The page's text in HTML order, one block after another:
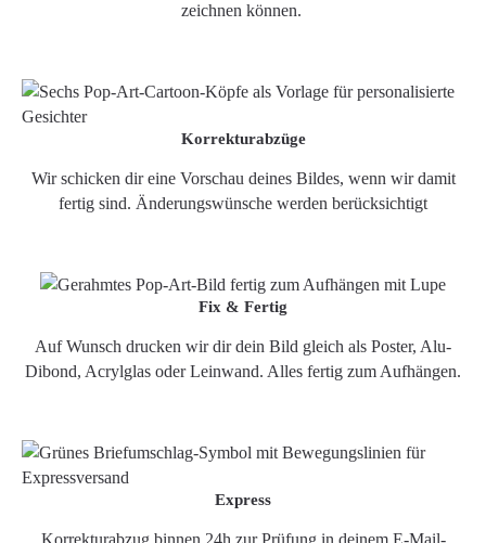
zeichnen können.
Korrekturabzüge
Wir schicken dir eine Vorschau deines Bildes, wenn wir damit
fertig sind. Änderungswünsche werden berücksichtigt
Fix & Fertig
Auf Wunsch drucken wir dir dein Bild gleich als Poster, Alu-
Dibond, Acrylglas oder Leinwand. Alles fertig zum Aufhängen.
Express
Korrekturabzug binnen 24h zur Prüfung in deinem E-Mail-